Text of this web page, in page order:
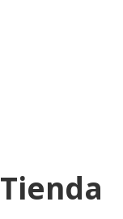
Tienda